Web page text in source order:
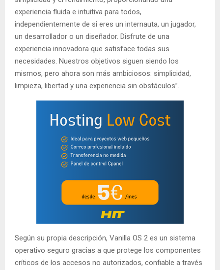
experiencia fluida e intuitiva para todos,
independientemente de si eres un internauta, un jugador,
un desarrollador o un diseñador. Disfrute de una
experiencia innovadora que satisface todas sus
necesidades. Nuestros objetivos siguen siendo los
mismos, pero ahora son más ambiciosos: simplicidad,
limpieza, libertad y una experiencia sin obstáculos”.
Según su propia descripción, Vanilla OS 2 es un sistema
operativo seguro gracias a que protege los componentes
críticos de los accesos no autorizados, confiable a través